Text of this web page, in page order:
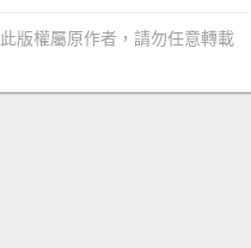
此版權屬原作者，請勿任意轉載